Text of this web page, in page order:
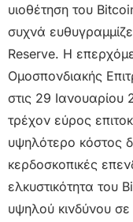
υιοθέτηση του
συχνά
Reserve. Η
Ομοσπονδιακής
στις 29 Ιανουαρίου
τρέχον εύρος
υψηλότερο κόστος
κερδοσκοπικές
ελκυστικότητα του
υψηλού κινδύνου